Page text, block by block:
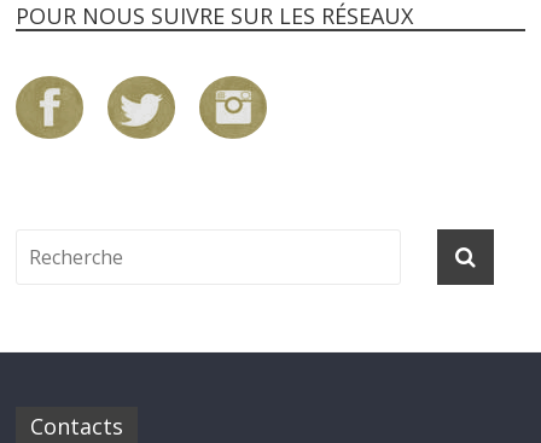
POUR NOUS SUIVRE SUR LES RÉSEAUX
Contacts